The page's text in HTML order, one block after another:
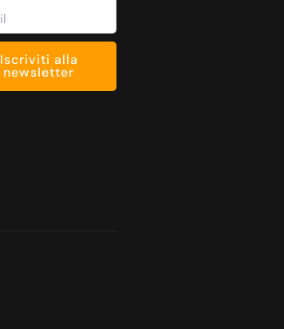
Iscriviti alla
newsletter